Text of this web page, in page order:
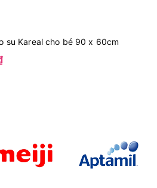
su Kareal cho bé 90 x 60cm